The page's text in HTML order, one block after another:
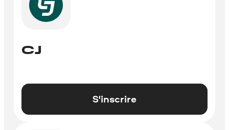
CJ
S'inscrire